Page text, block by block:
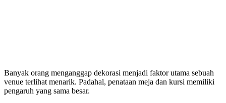
Banyak orang menganggap dekorasi menjadi faktor utama sebuah
venue terlihat menarik. Padahal, penataan meja dan kursi memiliki
pengaruh yang sama besar.